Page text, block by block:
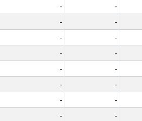
- -
- -
- -
- -
- -
- -
- -
- -